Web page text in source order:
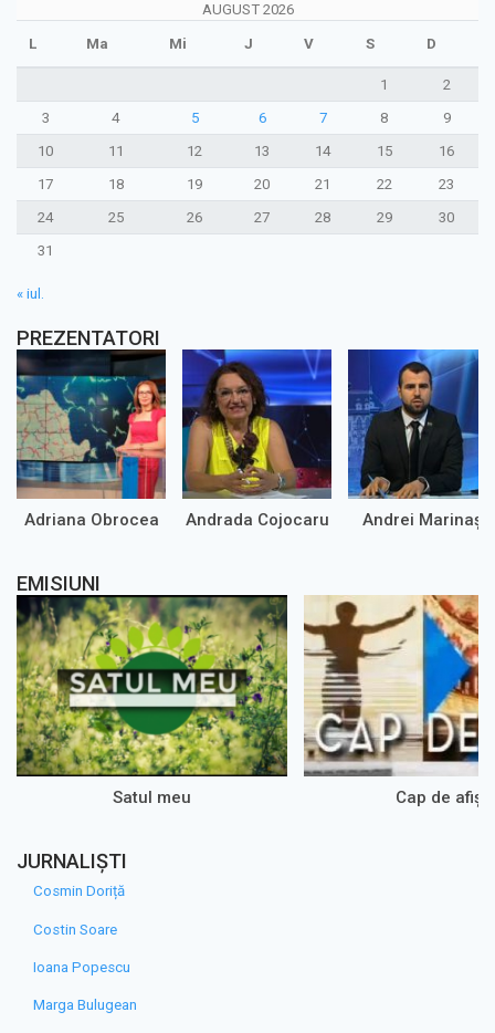
AUGUST 2026
L Ma Mi J V S D
1
2
3
4 5 6 7 8
9
10
11 12 13 14 15
16
17
18 19 20 21 22
23
24
25 26 27 28 29
30
31
« iul.
PREZENTATORI
Adriana Obrocea Andrada Cojocaru Andrei Marinaș
EMISIUNI
Satul meu Cap de afiș
JURNALIȘTI
Cosmin Doriță
Costin Soare
Ioana Popescu
Marga Bulugean